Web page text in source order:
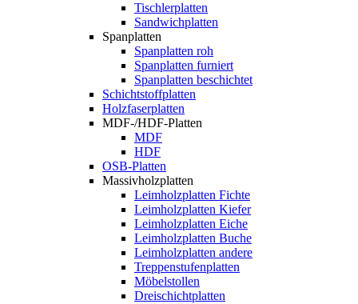
Tischlerplatten
Sandwichplatten
Spanplatten
Spanplatten roh
Spanplatten furniert
Spanplatten beschichtet
Schichtstoffplatten
Holzfaserplatten
MDF-/HDF-Platten
MDF
HDF
OSB-Platten
Massivholzplatten
Leimholzplatten Fichte
Leimholzplatten Kiefer
Leimholzplatten Eiche
Leimholzplatten Buche
Leimholzplatten andere
Treppenstufenplatten
Möbelstollen
Dreischichtplatten